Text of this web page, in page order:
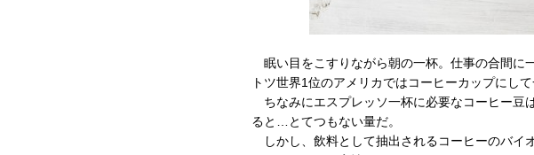
眠い目をこすりながら朝の一杯。仕事の合間に
トツ世界1位のアメリカではコーヒーカップにし
ちなみにエスプレッソ一杯に必要なコーヒー豆
ると…とてつもない量だ。
しかし、飲料として抽出されるコーヒーのバイ